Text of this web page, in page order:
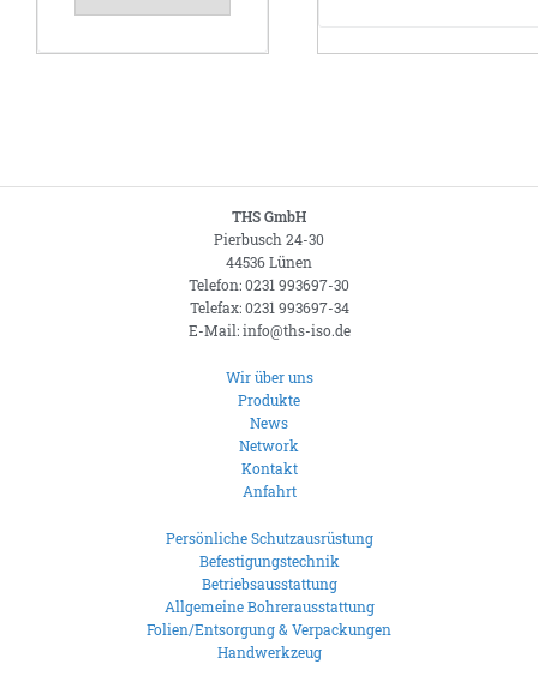
THS GmbH
Pierbusch 24-30
44536 Lünen
Telefon: 0231 993697-30
Telefax: 0231 993697-34
E-Mail: info@ths-iso.de
Wir über uns
Produkte
News
Network
Kontakt
Anfahrt
Persönliche Schutzausrüstung
Befestigungstechnik
Betriebsausstattung
Allgemeine Bohrerausstattung
Folien/Entsorgung & Verpackungen
Handwerkzeug